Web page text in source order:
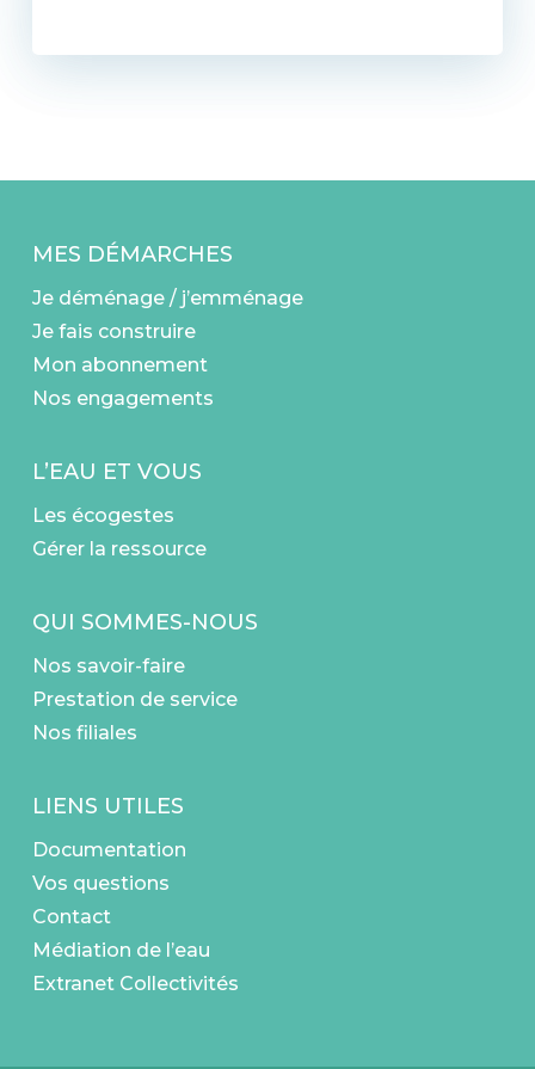
MES DÉMARCHES
Je déménage / j’emménage
Je fais construire
Mon abonnement
Nos engagements
L’EAU ET VOUS
Les écogestes
Gérer la ressource
QUI SOMMES-NOUS
Nos savoir-faire
Prestation de service
Nos filiales
LIENS UTILES
Documentation
Vos questions
Contact
Médiation de l’eau
Extranet Collectivités